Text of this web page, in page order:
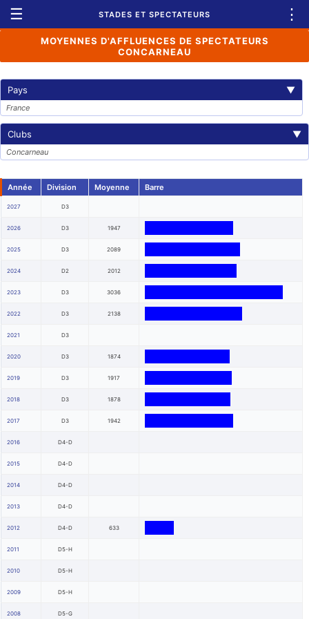
☰ STADES ET SPECTATEURS ⋮
MOYENNES D'AFFLUENCES DE SPECTATEURS
CONCARNEAU
Pays ▼
France
Clubs ▼
Concarneau
Année Division Moyenne Barre
2027 D3
2026 D3 1947
2025 D3 2089
2024 D2 2012
2023 D3 3036
2022 D3 2138
2021 D3
2020 D3 1874
2019 D3 1917
2018 D3 1878
2017 D3 1942
2016 D4-D
2015 D4-D
2014 D4-D
2013 D4-D
2012 D4-D 633
2011 D5-H
2010 D5-H
2009 D5-H
2008 D5-G